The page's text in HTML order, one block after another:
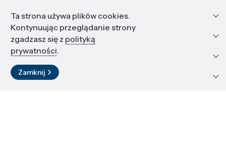
Informacje
Edukacja i kariera
Zasoby i materiały
Kontakt
Ta strona używa plików cookies.
Kontynuując przeglądanie strony
zgadzasz się z polityką
prywatności.
Zamknij